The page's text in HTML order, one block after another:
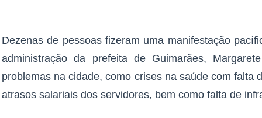
Dezenas de pessoas fizeram uma manifestação
administração da prefeita de Guimarães,
problemas na cidade, como crises na saúde com falta
atrasos salariais dos servidores, bem como falta de